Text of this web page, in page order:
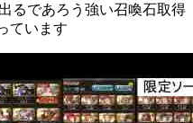
るであろう強い召喚石取得
ています